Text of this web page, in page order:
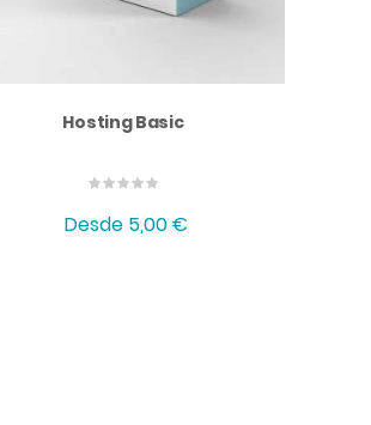
Hosting Basic
Desde 5,00 €